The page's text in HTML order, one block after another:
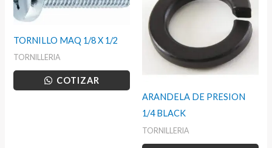
TORNILLO MAQ 1/8 X 1/2
TORNILLERIA
COTIZAR
ARANDELA DE PRESION
1/4 BLACK
TORNILLERIA